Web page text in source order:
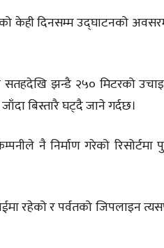
दिनसम्म उद्घाटनको
सतहदेखि झन्डै २५० मिटरको
बिस्तारै घट्दै जाने गर्दछ।
नै निर्माण गरेको रिसोर्टमा
रहेको र पर्वतको जिपलाइन